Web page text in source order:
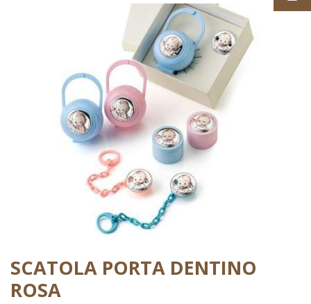
SCATOLA PORTA DENTINO
ROSA